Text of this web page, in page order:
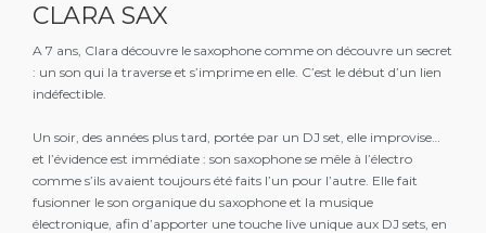
CLARA SAX
A 7 ans, Clara découvre le saxophone comme on découvre un secret
: un son qui la traverse et s’imprime en elle. C’est le début d’un lien
indéfectible.
Un soir, des années plus tard, portée par un DJ set, elle improvise…
et l’évidence est immédiate : son saxophone se mêle à l’électro
comme s’ils avaient toujours été faits l’un pour l’autre. Elle fait
fusionner le son organique du saxophone et la musique
électronique, afin d’apporter une touche live unique aux DJ sets, en